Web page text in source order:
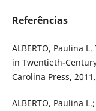
Referências
ALBERTO, Paulina
in Twentieth-
Carolina Press, 2011.
ALBERTO, Paulina